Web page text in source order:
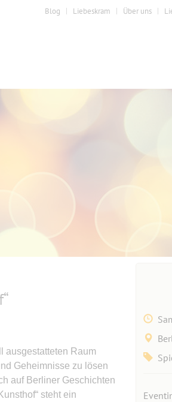
Blog Liebeskram Über uns
ausgestatteten Raum
Geheimnisse zu lösen
auf Berliner Geschichten
steht ein